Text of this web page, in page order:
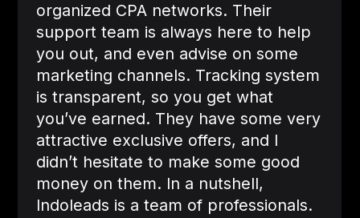
organized CPA networks. Their
support team is always here to help
you out, and even advise on some
marketing channels. Tracking system
is transparent, so you get what
you’ve earned. They have some very
attractive exclusive offers, and I
didn’t hesitate to make some good
money on them. In a nutshell,
Indoleads is a team of professionals.